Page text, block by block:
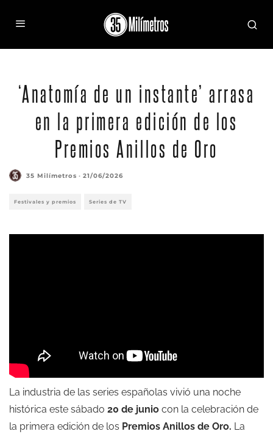
‘Anatomía de un instante’ arrasa
en la primera edición de los
Premios Anillos de Oro
35 Milímetros · 21/06/2026
Festivales y premios Series de TV
La industria de las series españolas vivió una noche
histórica este sábado 20 de junio con la celebración de
la primera edición de los Premios Anillos de Oro. La